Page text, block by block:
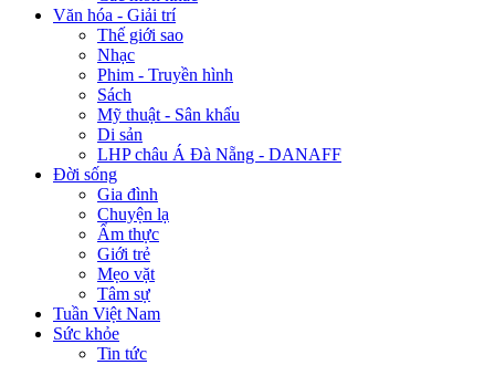
Văn hóa - Giải trí
Thế giới sao
Nhạc
Phim - Truyền hình
Sách
Mỹ thuật - Sân khấu
Di sản
LHP châu Á Đà Nẵng - DANAFF
Đời sống
Gia đình
Chuyện lạ
Ẩm thực
Giới trẻ
Mẹo vặt
Tâm sự
Tuần Việt Nam
Sức khỏe
Tin tức